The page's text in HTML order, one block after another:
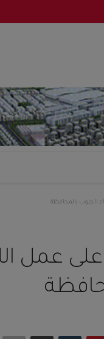
الجنوب بالمحافظة
عمل